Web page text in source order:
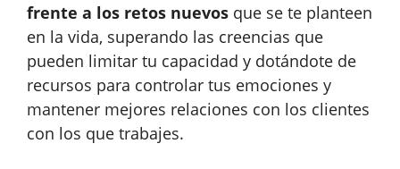
frente a los retos nuevos que se te planteen
en la vida, superando las creencias que
pueden limitar tu capacidad y dotándote de
recursos para controlar tus emociones y
mantener mejores relaciones con los clientes
con los que trabajes.